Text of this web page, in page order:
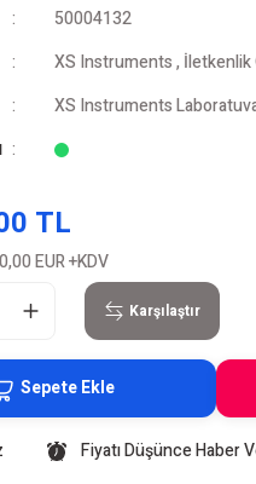
50004132
XS Instruments, İletkenlik
XS Instruments
TL
0,00 EUR+KDV
Karşılaştır
Sepete Ekle
Fiyatı Düşünce Haber